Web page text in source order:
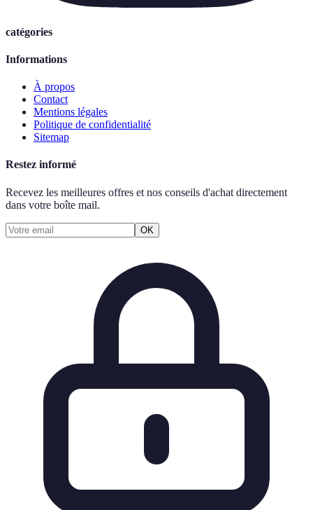
catégories
Informations
À propos
Contact
Mentions légales
Politique de confidentialité
Sitemap
Restez informé
Recevez les meilleures offres et nos conseils d'achat directement
dans votre boîte mail.
OK